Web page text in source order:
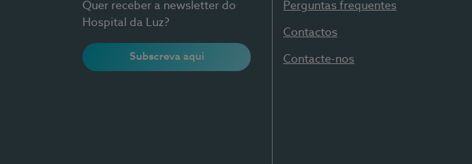
Quer receber a newsletter do
Hospital da Luz?
Subscreva aqui
Perguntas frequentes
Contactos
Contacte-nos